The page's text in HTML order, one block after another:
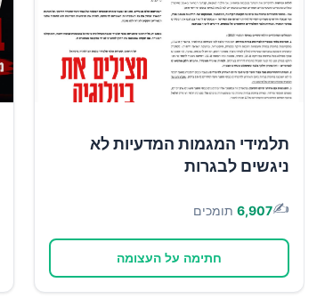
תלמידי המגמות המדעיות לא
ניגשים לבגרות
✍️
6,907 תומכים
חתימה על העצומה